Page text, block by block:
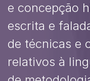
e concepção
escrita e
de técnicas e
relativos à